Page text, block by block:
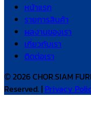
หน้าแรก
รายการสินค้า
ผลงานของเรา
เกี่ยวกับเรา
ติดต่อเรา
© 2026 CHOR.SIAM
Reserved. | Privacy